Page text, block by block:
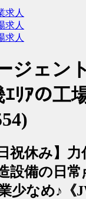
求人
求人
求人
ジェン
ﾘｱの工
祝休み】
設備の日常
少なめ♪《